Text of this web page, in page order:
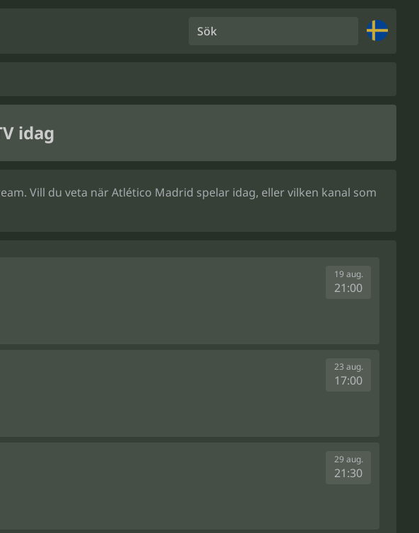
Sök
idag
Vill du veta när Atlético Madrid spelar idag, eller vilken kanal som
19 aug.
21:00
23 aug.
17:00
29 aug.
21:30